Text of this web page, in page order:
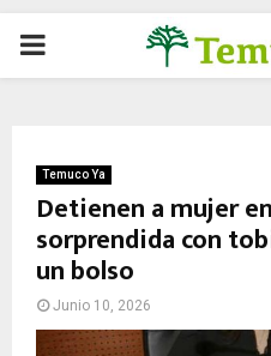
P
M
A
Temuco Ya
Detienen a mujer
sorprendida con
un bolso
Junio 10, 2026